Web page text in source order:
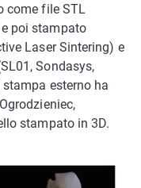
come file STL
poi stampato
Laser Sintering) e
Sondasys,
esterno ha
stampato in 3D.